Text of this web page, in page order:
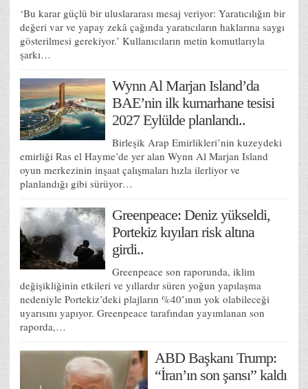
‘Bu karar güçlü bir uluslararası mesaj veriyor: Yaratıcılığın bir
değeri var ve yapay zekâ çağında yaratıcıların haklarına saygı
gösterilmesi gerekiyor.’ Kullanıcıların metin komutlarıyla
şarkı…
Wynn Al Marjan Island’da
BAE’nin ilk kumarhane tesisi
2027 Eylülde planlandı..
Birleşik Arap Emirlikleri’nin kuzeydeki
emirliği Ras el Hayme’de yer alan Wynn Al Marjan Island
oyun merkezinin inşaat çalışmaları hızla ilerliyor ve
planlandığı gibi sürüyor…
Greenpeace: Deniz yükseldi,
Portekiz kıyıları risk altına
girdi..
Greenpeace son raporunda, iklim
değişikliğinin etkileri ve yıllardır süren yoğun yapılaşma
nedeniyle Portekiz’deki plajların %40’ının yok olabileceği
uyarısını yapıyor. Greenpeace tarafından yayımlanan son
raporda,…
ABD Başkanı Trump:
“İran’ın son şansı” kaldı